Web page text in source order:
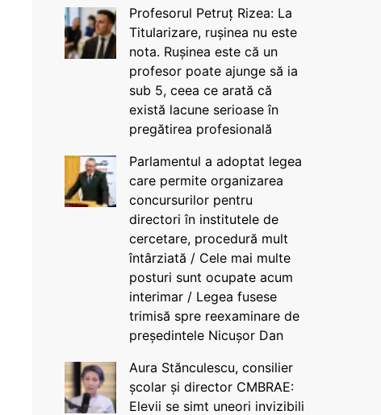
Profesorul Petruț Rizea: La
Titularizare, rușinea nu este
nota. Rușinea este că un
profesor poate ajunge să ia
sub 5, ceea ce arată că
există lacune serioase în
pregătirea profesională
Parlamentul a adoptat legea
care permite organizarea
concursurilor pentru
directori în institutele de
cercetare, procedură mult
întârziată / Cele mai multe
posturi sunt ocupate acum
interimar / Legea fusese
trimisă spre reexaminare de
președintele Nicușor Dan
Aura Stănculescu, consilier
școlar și director CMBRAE:
Elevii se simt uneori invizibili